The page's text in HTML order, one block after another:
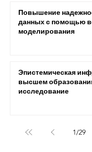
Повышение
Эпистемическая